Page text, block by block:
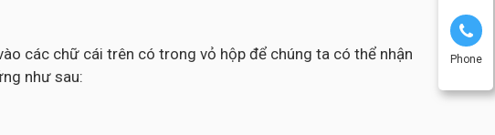
Phone
các chữ cái trên có trong vỏ hộp để chúng ta có thể nhận
như sau: